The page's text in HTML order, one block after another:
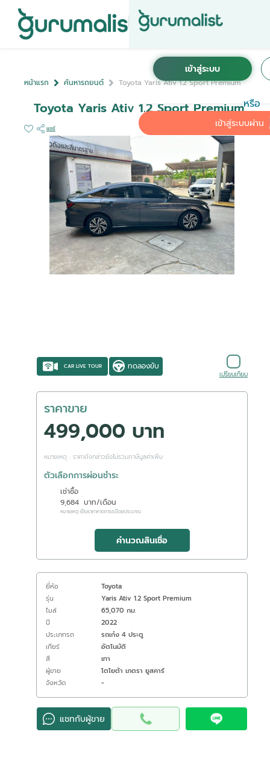
หรือ
เข้าสู่ระบบผ่าน
หน้าแรก ค้นหารถยนต์ Toyota Yaris Ativ 1.2 Sport Premium
Toyota Yaris Ativ 1.2 Sport Premium
แชร์
CAR LIVE TOUR ทดลองขับ
เปรียบเทียบ
ราคาขาย
499,000 บาท
หมายเหตุ : ราคาดังกล่าวยังไม่รวมภาษีมูลค่าเพิ่ม
ตัวเลือกการผ่อนชำระ
เช่าซื้อ
9,684 บาท/เดือน
หมายเหตุ เป็นราคาคาดการณ์โดยประมาณ
คำนวณสินเชื่อ
ยี่ห้อ
Toyota
รุ่น
Yaris Ativ 1.2 Sport Premium
ไมล์
65,070 กม.
ปี
2022
ประเภทรถ
รถเก๋ง 4 ประตู
เกียร์
อัตโนมัติ
สี
เทา
ผู้ขาย
โตโยต้า เภตรา ยูสคาร์
จังหวัด
-
แชทกับผู้ขาย